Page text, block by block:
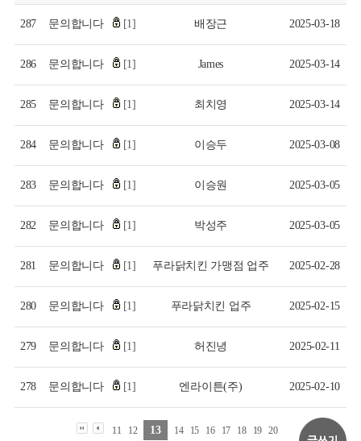
287 문의합니다 [1] 배장근 2025-03-18
286 문의합니다 [1] James 2025-03-14
285 문의합니다 [1] 최치영 2025-03-14
284 문의합니다 [1] 이승두 2025-03-08
283 문의합니다 [1] 이승원 2025-03-05
282 문의합니다 [1] 박성주 2025-03-05
281 문의합니다 [1] 푸라닭치킨 가맹점 업주 2025-02-28
280 문의합니다 [1] 푸라닭치킨 업주 2025-02-15
279 문의합니다 [1] 허진녕 2025-02-11
278 문의합니다 [1] 엔라이튼(주) 2025-02-10
11 12 13 14 15 16 17 18 19 20